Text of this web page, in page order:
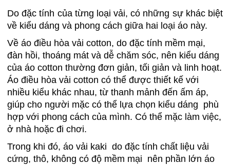
Do đặc tính của từng loại vải, có những sự khác biệt
về kiểu dáng và phong cách giữa hai loại áo này.
Về áo điều hòa vải cotton, do đặc tính mềm mại,
đàn hồi, thoáng mát và dễ chăm sóc, nên kiểu dáng
của áo cotton thường đơn giản, tối giản và linh hoạt.
Áo điều hòa vải cotton có thể được thiết kế với
nhiều kiểu khác nhau, từ thanh mảnh đến ấm áp,
giúp cho người mặc có thể lựa chọn kiểu dáng phù
hợp với phong cách của mình. Có thể mặc làm việc,
ở nhà hoặc đi chơi.
Trong khi đó, áo vải kaki do đặc tính chất liệu vải
cứng, thô, không có độ mềm mại nên phần lớn áo